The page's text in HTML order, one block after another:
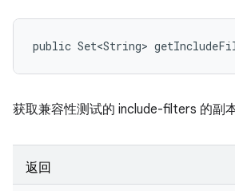
public Set<String>
获取兼容性测试的 include-filters 的副
返回